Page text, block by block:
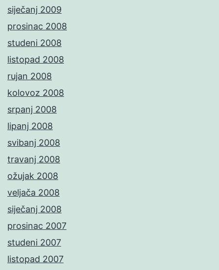
siječanj 2009
prosinac 2008
studeni 2008
listopad 2008
rujan 2008
kolovoz 2008
srpanj 2008
lipanj 2008
svibanj 2008
travanj 2008
ožujak 2008
veljača 2008
siječanj 2008
prosinac 2007
studeni 2007
listopad 2007